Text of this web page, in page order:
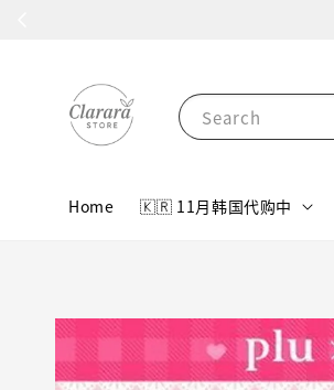
Search
Home 🇰🇷 11月韩国代购中